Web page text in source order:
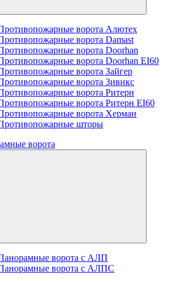
ворота Алютех
ворота Damast
ворота Doorhan
ворота Doorhan EI60
ворота Зайгер
ворота Зивикс
ворота Ритерн
ворота Ритерн EI60
ворота Херман
шторы
ворота
ворота с АЛП
ворота с АЛПС